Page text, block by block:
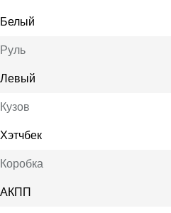
Белый
Руль
Левый
Кузов
Хэтчбек
Коробка
АКПП